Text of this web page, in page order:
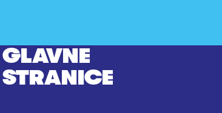
GLAVNE
STRANICE